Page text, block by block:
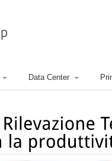
Data Center